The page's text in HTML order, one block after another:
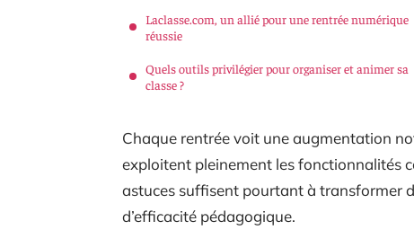
Laclasse.com, un allié pour une rentrée numérique
réussie
Quels outils privilégier pour organiser et animer sa
classe ?
Chaque rentrée voit une augmentation
exploitent pleinement les fonctionnalités
astuces suffisent pourtant à transformer
d’efficacité pédagogique.